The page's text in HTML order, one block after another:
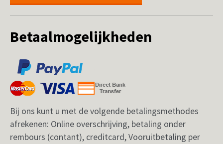
Betaalmogelijkheden
Bij ons kunt u met de volgende betalingsmethodes
afrekenen: Online overschrijving, betaling onder
rembours (contant), creditcard, Vooruitbetaling per